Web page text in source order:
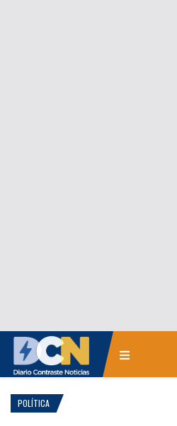
POLÍTICA